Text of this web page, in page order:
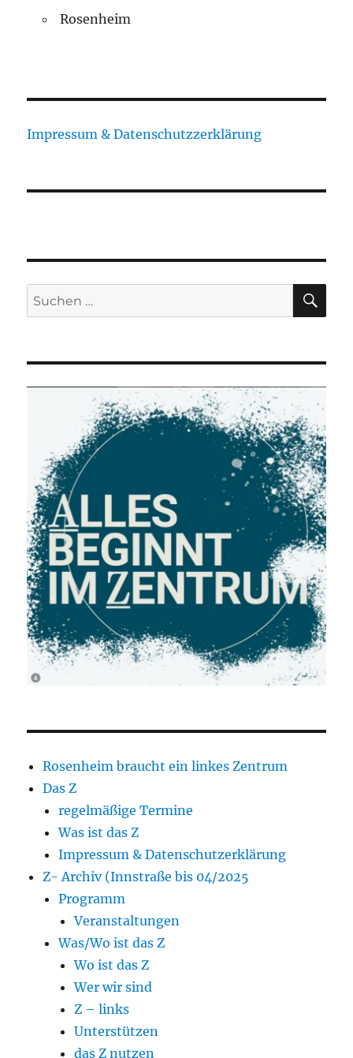
Rosenheim
Impressum & Datenschutzzerklärung
Suchen
nach:
Rosenheim braucht ein linkes Zentrum
Das Z
regelmäßige Termine
Was ist das Z
Impressum & Datenschutzerklärung
Z- Archiv (Innstraße bis 04/2025
Programm
Veranstaltungen
Was/Wo ist das Z
Wo ist das Z
Wer wir sind
Z – links
Unterstützen
das Z nutzen